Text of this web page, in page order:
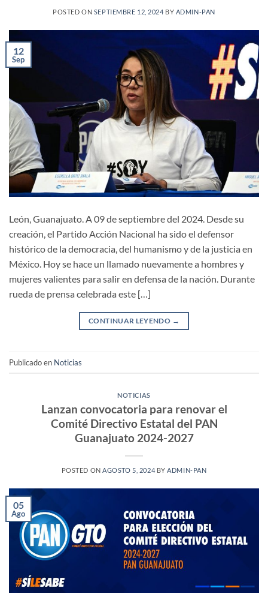
POSTED ON SEPTIEMBRE 12, 2024 BY ADMIN-PAN
12
Sep
León, Guanajuato. A 09 de septiembre del 2024. Desde su
creación, el Partido Acción Nacional ha sido el defensor
histórico de la democracia, del humanismo y de la justicia en
México. Hoy se hace un llamado nuevamente a hombres y
mujeres valientes para salir en defensa de la nación. Durante
rueda de prensa celebrada este […]
CONTINUAR LEYENDO →
Publicado en Noticias
NOTICIAS
Lanzan convocatoria para renovar el
Comité Directivo Estatal del PAN
Guanajuato 2024-2027
POSTED ONAGOSTO 5, 2024 BYADMIN-PAN
05
Ago